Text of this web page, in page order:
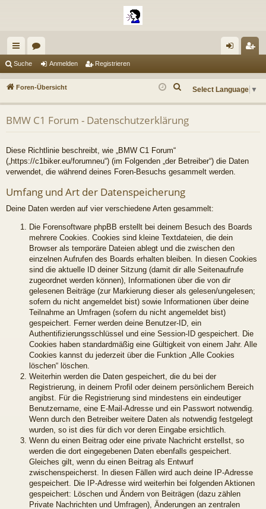
ch
ne
ug
riff
en m
n
ist
n
Suche Anmelden Registrieren
Foren-Übersicht Select Language ▼
h
BMW C1 Forum - Datenschutzerklärung
Diese Richtlinie beschreibt, wie „BMW C1 Forum“
(„https://c1biker.eu/forumneu“) (im Folgenden „der Betreiber“) die Daten
verwendet, die während deines Foren-Besuchs gesammelt werden.
Umfang und Art der Datenspeicherung
Deine Daten werden auf vier verschiedene Arten gesammelt:
Die Forensoftware phpBB erstellt bei deinem Besuch des Boards
mehrere Cookies. Cookies sind kleine Textdateien, die dein
Browser als temporäre Dateien ablegt und die zwischen den
einzelnen Aufrufen des Boards erhalten bleiben. In diesen Cookies
sind die aktuelle ID deiner Sitzung (damit dir alle Seitenaufrufe
zugeordnet werden können), Informationen über die von dir
gelesenen Beiträge (zur Markierung dieser als gelesen/ungelesen;
sofern du nicht angemeldet bist) sowie Informationen über deine
Teilnahme an Umfragen (sofern du nicht angemeldet bist)
gespeichert. Ferner werden deine Benutzer-ID, ein
Authentifizierungsschlüssel und eine Session-ID gespeichert. Die
Cookies haben standardmäßig eine Gültigkeit von einem Jahr. Alle
Cookies kannst du jederzeit über die Funktion „Alle Cookies
löschen“ löschen.
Weiterhin werden die Daten gespeichert, die du bei der
Registrierung, in deinem Profil oder deinem persönlichem Bereich
angibst. Für die Registrierung sind mindestens ein eindeutiger
Benutzername, eine E-Mail-Adresse und ein Passwort notwendig.
Wenn durch den Betreiber weitere Daten als notwendig festgelegt
wurden, so ist dies für dich vor deren Eingabe ersichtlich.
Wenn du einen Beitrag oder eine private Nachricht erstellst, so
werden die dort eingegebenen Daten ebenfalls gespeichert.
Gleiches gilt, wenn du einen Beitrag als Entwurf
zwischenspeicherst. In diesen Fällen wird auch deine IP-Adresse
gespeichert. Die IP-Adresse wird weiterhin bei folgenden Aktionen
gespeichert: Löschen und Ändern von Beiträgen (dazu zählen
Private Nachrichten und Umfragen), Änderungen an zentralen